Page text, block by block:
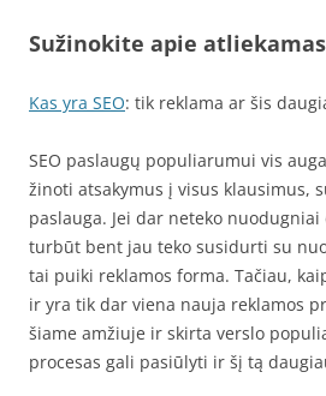
Sužinokite apie atliekamas
Kas yra SEO: tik reklama ar šis
SEO paslaugų populiarumui vis
žinoti atsakymus į visus klausimus,
paslauga. Jei dar neteko nuodugniai
turbūt bent jau teko susidurti su
tai puiki reklamos forma. Tačiau,
ir yra tik dar viena nauja reklamos
šiame amžiuje ir skirta verslo
procesas gali pasiūlyti ir šį tą